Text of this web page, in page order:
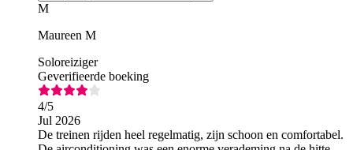
M
Maureen M
Soloreiziger
Geverifieerde boeking
4/5
Jul 2026
De treinen rijden heel regelmatig, zijn schoon en comfortabel.